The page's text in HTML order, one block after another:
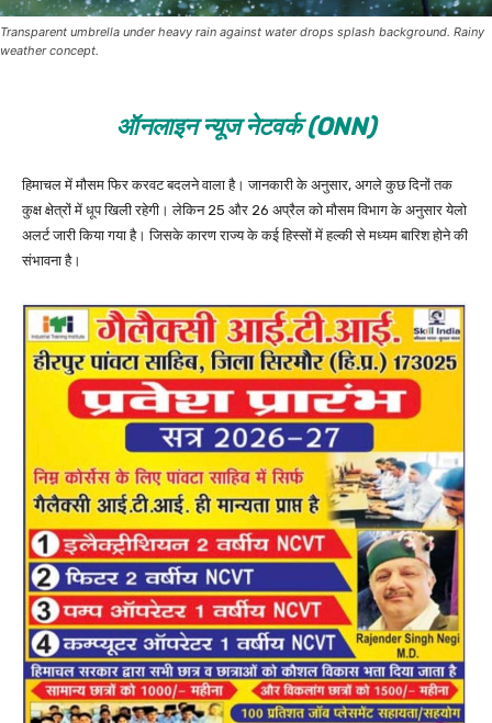
Transparent umbrella under heavy rain against water drops splash background. Rainy
weather concept.
ऑनलाइन न्यूज नेटवर्क (ONN)
हिमाचल में मौसम फिर करवट बदलने वाला है। जानकारी के अनुसार, अगले कुछ दिनों तक
कुक्ष क्षेत्रों में धूप खिली रहेगी। लेकिन 25 और 26 अप्रैल को मौसम विभाग के अनुसार येलो
अलर्ट जारी किया गया है। जिसके कारण राज्य के कई हिस्सों में हल्की से मध्यम बारिश होने की
संभावना है।